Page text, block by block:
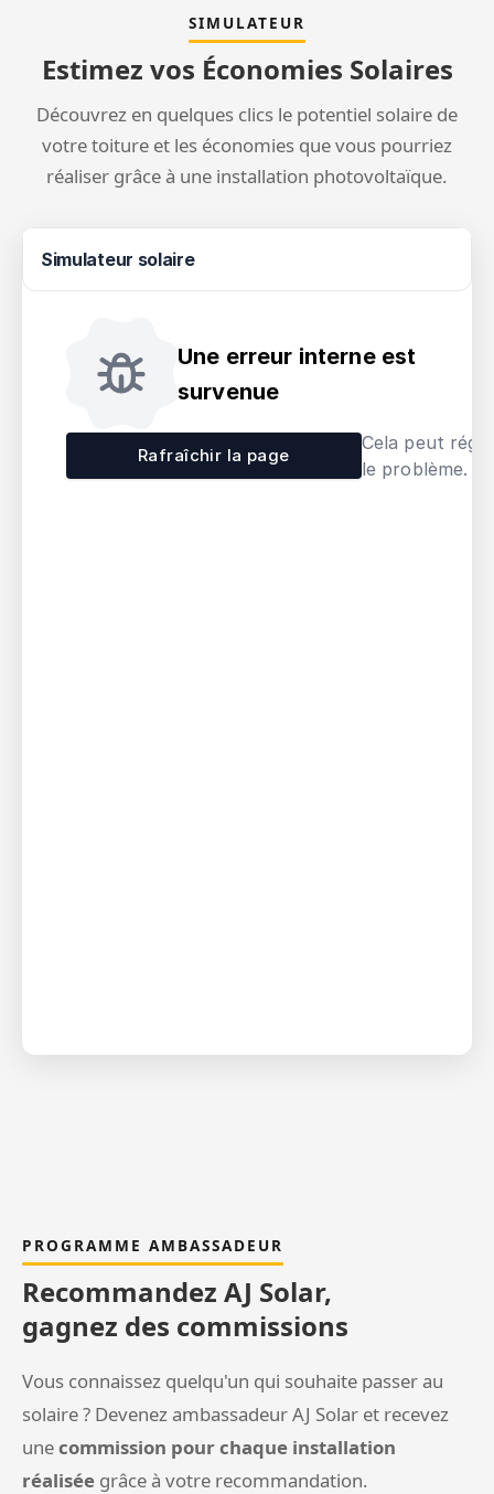
SIMULATEUR
Estimez vos Économies Solaires
Découvrez en quelques clics le potentiel solaire de
votre toiture et les économies que vous pourriez
réaliser grâce à une installation photovoltaïque.
PROGRAMME AMBASSADEUR
Recommandez AJ Solar,
gagnez des commissions
Vous connaissez quelqu'un qui souhaite passer au
solaire ? Devenez ambassadeur AJ Solar et recevez
unecommission pour chaque installation
réalisée grâce à votre recommandation.